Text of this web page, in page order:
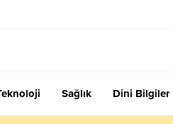
Sağlık Dini Bilgiler